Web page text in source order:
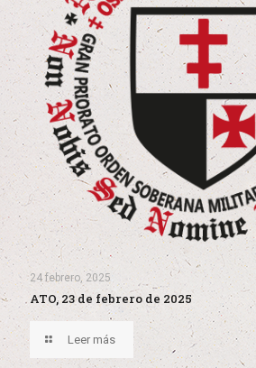
24 febrero, 2025
ATO, 23 de febrero de 2025
Leer más